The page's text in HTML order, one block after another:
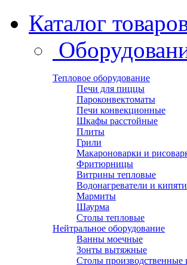
Каталог
Тепловое оборудование
Печи для пиццы
Пароконвектоматы
Печи конвекционные
Шкафы расстойные
Плиты
Грили
Макароноварки и
Фритюрницы
Витрины тепловые
Водонагреватели и
Мармиты
Шаурма
Столы тепловые
Нейтральное оборудование
Ванны моечные
Зонты вытяжные
Столы производственные